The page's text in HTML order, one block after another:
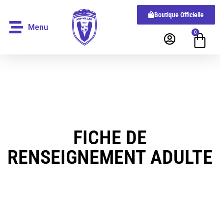
Menu
Boutique Officielle
0
FICHE DE
RENSEIGNEMENT ADULTE